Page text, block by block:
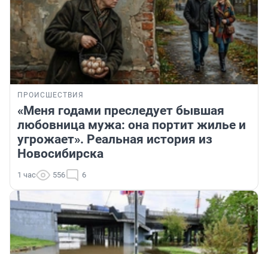
ПРОИСШЕСТВИЯ
«Меня годами преследует бывшая
любовница мужа: она портит жилье и
угрожает». Реальная история из
Новосибирска
1 час 556 6